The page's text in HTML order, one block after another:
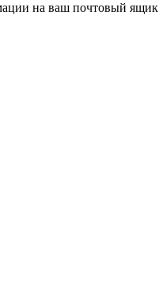
на ваш почтовый ящик